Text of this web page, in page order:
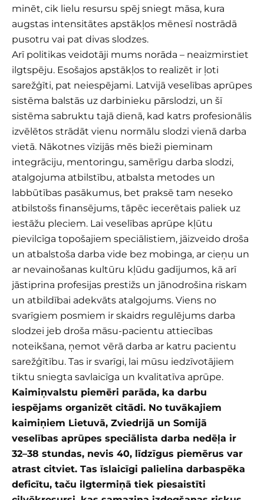
minēt, cik lielu resursu spēj sniegt māsa, kura
augstas intensitātes apstākļos mēnesī nostrādā
pusotru vai pat divas slodzes.
Arī politikas veidotāji mums norāda – neaizmirstiet
ilgtspēju. Esošajos apstākļos to realizēt ir ļoti
sarežģīti, pat neiespējami. Latvijā veselības aprūpes
sistēma balstās uz darbinieku pārslodzi, un šī
sistēma sabruktu tajā dienā, kad katrs profesionālis
izvēlētos strādāt vienu normālu slodzi vienā darba
vietā. Nākotnes vīzijās mēs bieži pieminam
integrāciju, mentoringu, samērīgu darba slodzi,
atalgojuma atbilstību, atbalsta metodes un
labbūtības pasākumus, bet praksē tam neseko
atbilstošs finansējums, tāpēc iecerētais paliek uz
iestāžu pleciem. Lai veselības aprūpe kļūtu
pievilcīga topošajiem speciālistiem, jāizveido droša
un atbalstoša darba vide bez mobinga, ar cieņu un
ar nevainošanas kultūru kļūdu gadījumos, kā arī
jāstiprina profesijas prestižs un jānodrošina riskam
un atbildībai adekvāts atalgojums. Viens no
svarīgiem posmiem ir skaidrs regulējums darba
slodzei jeb droša māsu-pacientu attiecības
noteikšana, ņemot vērā darba ar katru pacientu
sarežģītību. Tas ir svarīgi, lai mūsu iedzīvotājiem
tiktu sniegta savlaicīga un kvalitatīva aprūpe.
Kaimiņvalstu piemēri parāda, ka darbu
iespējams organizēt citādi. No tuvākajiem
kaimiņiem Lietuvā, Zviedrijā un Somijā
veselības aprūpes speciālista darba nedēļa ir
32–38 stundas, nevis 40, līdzīgus piemērus var
atrast citviet. Tas īslaicīgi palielina darbaspēka
deficītu, taču ilgtermiņā tiek piesaistīti